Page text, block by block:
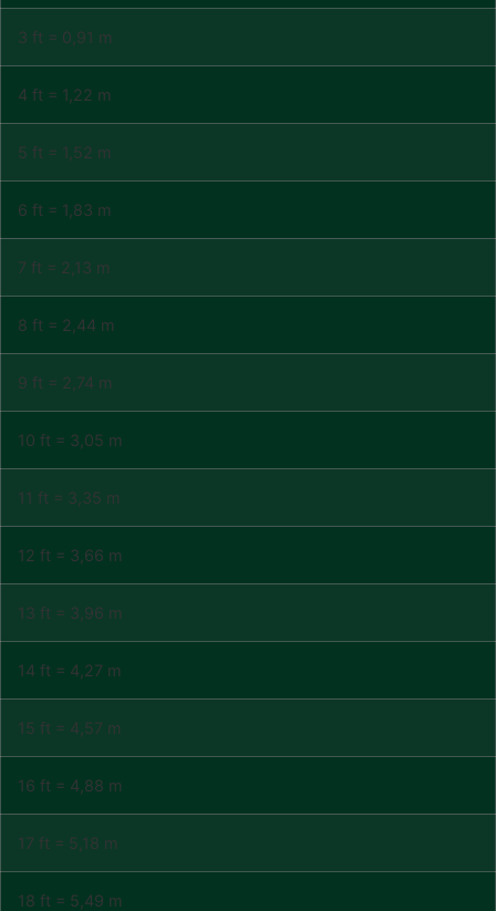
3 ft = 0,91 m
4 ft = 1,22 m
5 ft = 1,52 m
6 ft = 1,83 m
7 ft = 2,13 m
8 ft = 2,44 m
9 ft = 2,74 m
10 ft = 3,05 m
11 ft = 3,35 m
12 ft = 3,66 m
13 ft = 3,96 m
14 ft = 4,27 m
15 ft = 4,57 m
16 ft = 4,88 m
17 ft = 5,18 m
18 ft = 5,49 m